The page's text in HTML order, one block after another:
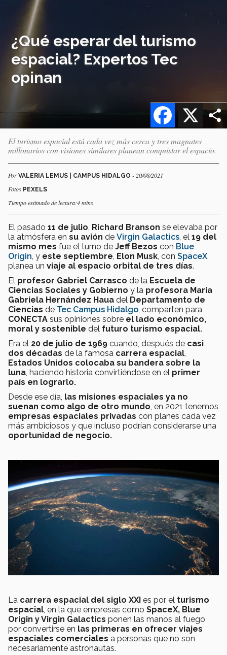
¿Qué esperar del turismo
espacial? Expertos Tec
opinan
X
Facebook
El turismo espacial está cada vez más cerca y tres magnates
millonarios con visiones similares planean conquistar el espacio.
Por VALERIA LEMUS | CAMPUS HIDALGO - 20/08/2021
Fotos PEXELS
Tiempo estimado de lectura:4 mins
El pasado 11 de julio Richard Branson se elevaba por
la atmósfera en su avión de Virgin Galactics , el 19 del
mismo mes fue el turno de Jeff Bezos con Blue
Origin , y este septiembre Elon Musk , con SpaceX
planea un viaje al espacio orbital de tres días.
El profesor Gabriel Carrasco de la Escuela de
Ciencias Sociales y Gobierno y la profesora María
Gabriela Hernández Haua del Departamento de
Ciencias de Tec Campus Hidalgo , comparten para
CONECTA sus opiniones sobre el lado económico,
moral y sostenible del futuro turismo espacial.
Era el 20 de julio de 1969 cuando, después de casi
dos décadas de la famosa carrera espacial
Estados Unidos colocaba su bandera sobre la
luna , haciendo historia convirtiéndose en el primer
país en lograrlo.
Desde ese día, las misiones espaciales ya no
suenan como algo de otro mundo , en 2021 tenemos
empresas espaciales privadas con planes cada vez
más ambiciosos y que incluso podrían considerarse una
oportunidad de negocio.
La carrera espacial del siglo XXI es por el turismo
espacial , en la que empresas como SpaceX, Blue
Origin y Virgin Galactics ponen las manos al fuego
por convertirse en las primeras en ofrecer viajes
espaciales comerciales a personas que no son
necesariamente astronautas.